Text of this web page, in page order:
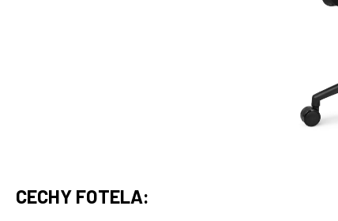
CECHY FOTELA: